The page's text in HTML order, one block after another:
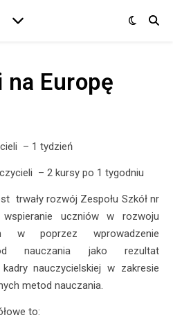
na Europę
– 1 tydzień
– 2 kursy po 1 tygodniu
trwały rozwój Zespołu Szkół nr
uczniów w rozwoju
w poprzez wprowadzenie
nauczania jako rezultat
nauczycielskiej w zakresie
metod nauczania.
to: